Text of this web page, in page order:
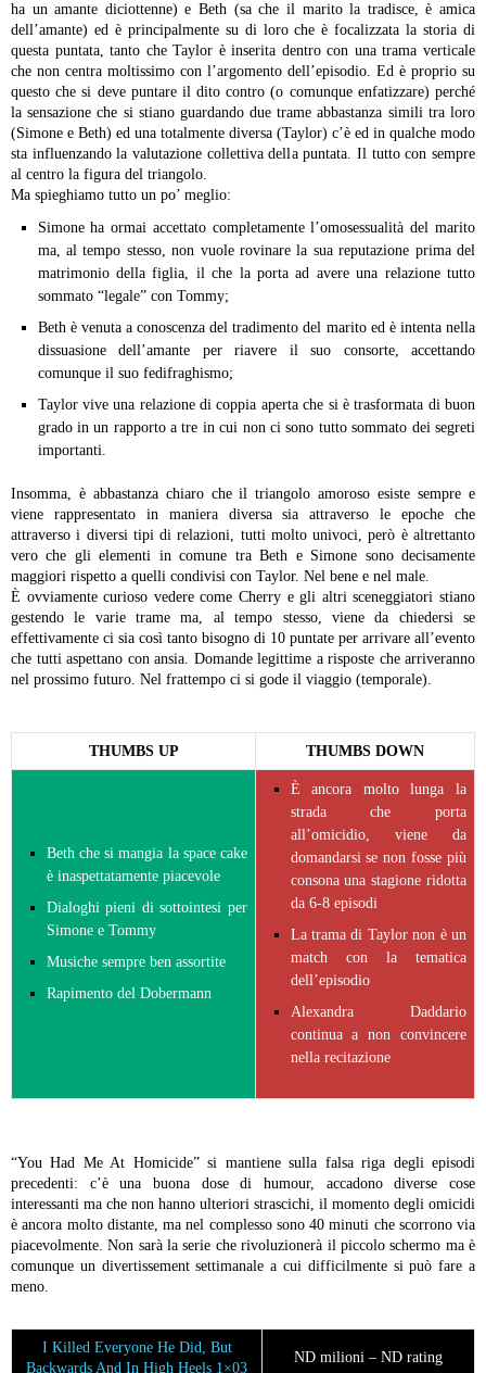
ha un amante diciottenne) e Beth (sa che il marito la tradisce, è amica
dell’amante) ed è principalmente su di loro che è focalizzata la storia di
questa puntata, tanto che Taylor è inserita dentro con una trama verticale
che non centra moltissimo con l’argomento dell’episodio. Ed è proprio su
questo che si deve puntare il dito contro (o comunque enfatizzare) perché
la sensazione che si stiano guardando due trame abbastanza simili tra loro
(Simone e Beth) ed una totalmente diversa (Taylor) c’è ed in qualche modo
sta influenzando la valutazione collettiva della puntata. Il tutto con sempre
al centro la figura del triangolo.
Ma spieghiamo tutto un po’ meglio:
Simone ha ormai accettato completamente l’omosessualità del marito
ma, al tempo stesso, non vuole rovinare la sua reputazione prima del
matrimonio della figlia, il che la porta ad avere una relazione tutto
sommato “legale” con Tommy;
Beth è venuta a conoscenza del tradimento del marito ed è intenta nella
dissuasione dell’amante per riavere il suo consorte, accettando
comunque il suo fedifraghismo;
Taylor vive una relazione di coppia aperta che si è trasformata di buon
grado in un rapporto a tre in cui non ci sono tutto sommato dei segreti
importanti.
Insomma, è abbastanza chiaro che il triangolo amoroso esiste sempre e
viene rappresentato in maniera diversa sia attraverso le epoche che
attraverso i diversi tipi di relazioni, tutti molto univoci, però è altrettanto
vero che gli elementi in comune tra Beth e Simone sono decisamente
maggiori rispetto a quelli condivisi con Taylor. Nel bene e nel male.
È ovviamente curioso vedere come Cherry e gli altri sceneggiatori stiano
gestendo le varie trame ma, al tempo stesso, viene da chiedersi se
effettivamente ci sia così tanto bisogno di 10 puntate per arrivare all’evento
che tutti aspettano con ansia. Domande legittime a risposte che arriveranno
nel prossimo futuro. Nel frattempo ci si gode il viaggio (temporale).
THUMBS UP THUMBS DOWN
Beth che si mangia la space cake
è inaspettatamente piacevole
Dialoghi pieni di sottointesi per
Simone e Tommy
Musiche sempre ben assortite
Rapimento del Dobermann
È ancora molto lunga la
strada che porta
all’omicidio, viene da
domandarsi se non fosse più
consona una stagione ridotta
da 6-8 episodi
La trama di Taylor non è un
match con la tematica
dell’episodio
Alexandra Daddario
continua a non convincere
nella recitazione
“You Had Me At Homicide” si mantiene sulla falsa riga degli episodi
precedenti: c’è una buona dose di humour, accadono diverse cose
interessanti ma che non hanno ulteriori strascichi, il momento degli omicidi
è ancora molto distante, ma nel complesso sono 40 minuti che scorrono via
piacevolmente. Non sarà la serie che rivoluzionerà il piccolo schermo ma è
comunque un divertissement settimanale a cui difficilmente si può fare a
meno.
I Killed Everyone He Did, But
Backwards And In High Heels 1×03
ND milioni – ND rating